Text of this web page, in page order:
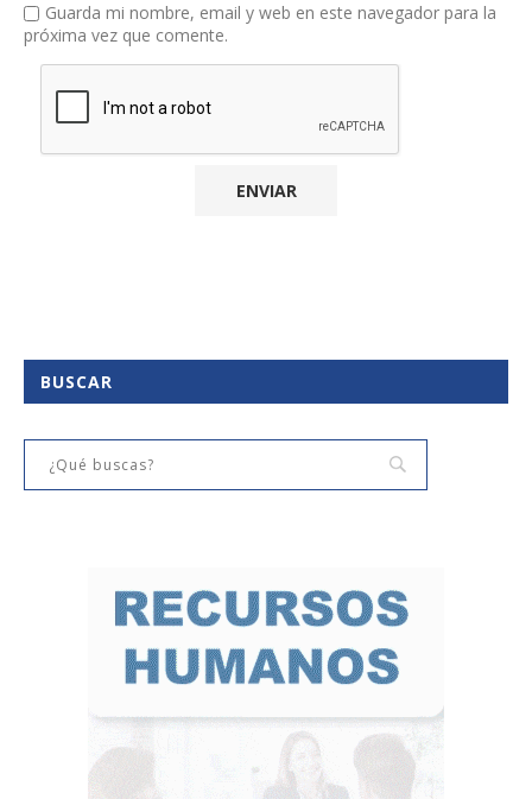
Guarda mi nombre, email y web en este navegador para la
próxima vez que comente.
BUSCAR